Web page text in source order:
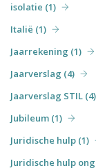
isolatie (1)
Italië (1)
Jaarrekening (1)
Jaarverslag (4)
Jaarverslag STIL (4)
Jubileum (1)
Juridische hulp (1)
Juridische hulp